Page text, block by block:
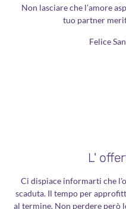
Non lasciare che l’amore
tuo partner
Felice
L'
Ci dispiace informarti che
scaduta. Il tempo per
al termine. Non perdere